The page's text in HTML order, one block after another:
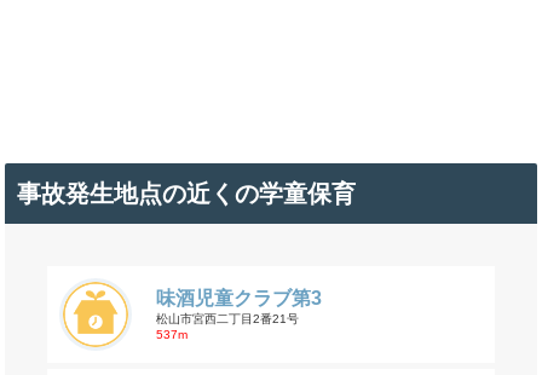
事故発生地点の近くの学童保育
味酒児童クラブ第3
松山市宮西二丁目2番21号
537m